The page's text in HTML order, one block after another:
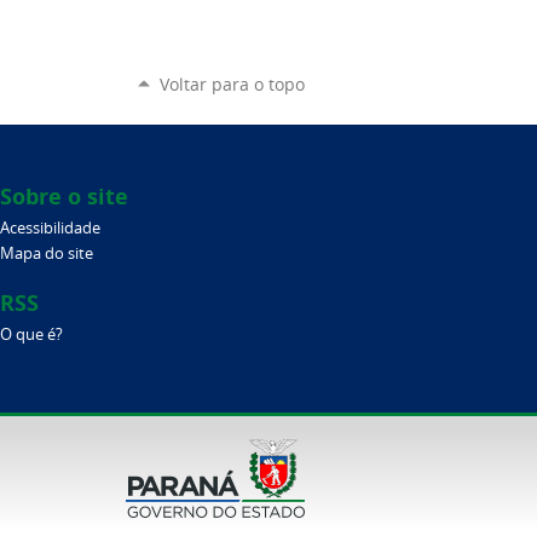
Voltar para o topo
Sobre o site
Acessibilidade
Mapa do site
RSS
O que é?